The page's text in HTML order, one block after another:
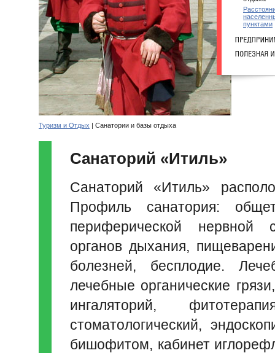
пунктами
Туризм и Отдых | Санатории и базы отдыха
Санаторий «Итиль»
Санаторий «Итиль»
Профиль санатория:
периферической нервной
органов дыхания,
болезней, бесплодие.
лечебные органические
ингаляторий,
стоматологический,
бишофитом, кабинет